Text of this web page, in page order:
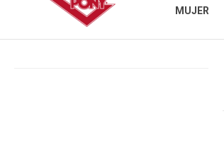
MUJER